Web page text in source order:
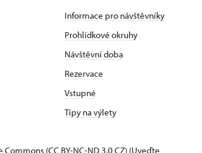
Informace pro návštěvníky
Prohlídkové okruhy
Návštěvní doba
Rezervace
Vstupné
Tipy na výlety
Commons (CC BY-NC-ND 3.0 CZ) (Uveďte